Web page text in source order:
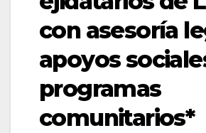
con asesoría
apoyos
programas
comunitarios*